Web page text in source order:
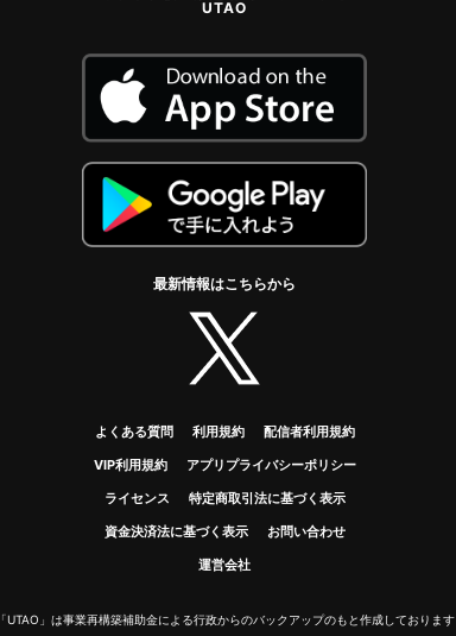
UTAO
最新情報はこちらから
よくある質問 利用規約
配信者利用規約
VIP利用規約
アプリプライバシーポリシー
ライセンス
特定商取引法に基づく表示
資金決済法に基づく表示
お問い合わせ
運営会社
「UTAO」は事業再構築補助金による行政からのバックアップのもと作成しております